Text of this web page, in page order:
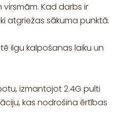
Kad darbs ir
atgriežas sākuma punktā.
ilgu kalpošanas laiku un
izmantojot 2.4G pulti
kas nodrošina ērtības